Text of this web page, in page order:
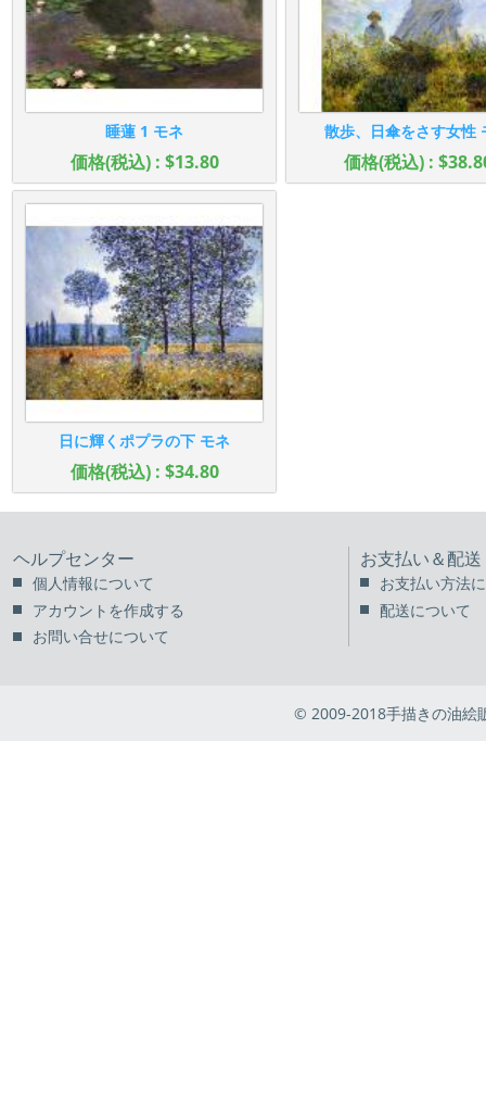
睡蓮 1 モネ
価格(税込) : $13.80
散歩、日傘をさす女性
価格(税込) :
日に輝くポプラの下 モネ
価格(税込) : $34.80
ヘルプセンター
個人情報について
アカウントを作成する
お問い合せについて
お支払い＆配送
お支払い方法
配送について
© 2009-2018手描きの油絵